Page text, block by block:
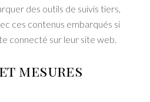
des outils de suivis tiers,
ces contenus embarqués si
connecté sur leur site web.
mesures